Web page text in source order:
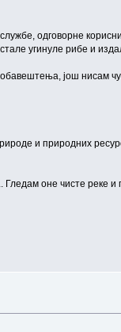
одговорне
угинуле рибе и
још нисам
и природних
оне чисте реке